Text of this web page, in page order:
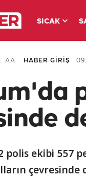
SICAK
AA HABER GİRİŞ
polis ekibi 557
çevresinde